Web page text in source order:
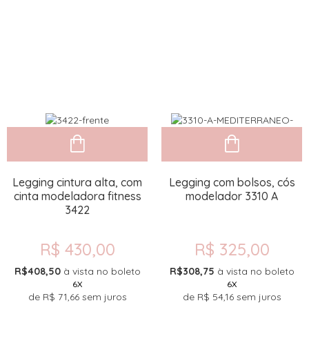
Legging cintura alta, com
cinta modeladora fitness
3422
R$ 430,00
R$408,50 à vista no boleto
6X
de R$ 71,66sem juros
Legging com bolsos, cós
modelador 3310 A
R$ 325,00
R$308,75 à vista no boleto
6X
de R$ 54,16sem juros